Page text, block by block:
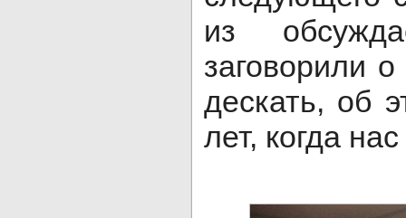
из
заговорили
дескать, об
лет, когда